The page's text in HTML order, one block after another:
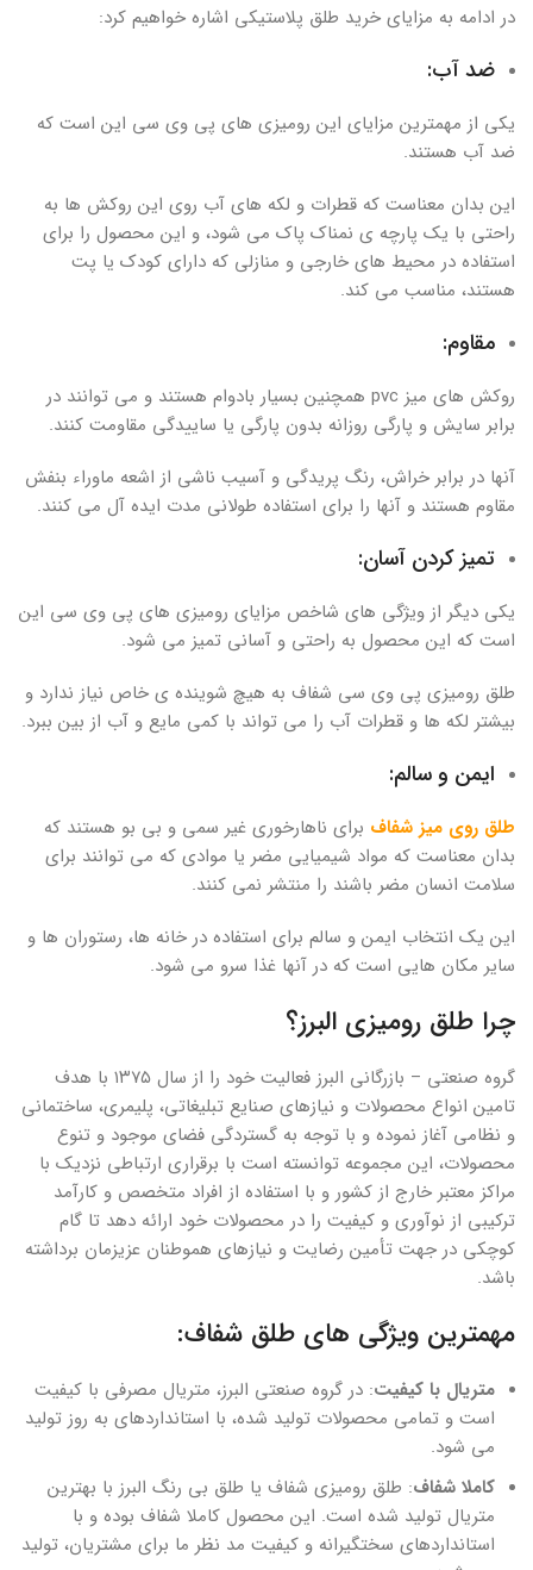
در ادامه به مزایای خرید طلق پلاستیکی اشاره خواهیم کرد:
ضد آب:
یکی از مهمترین مزایای این رومیزی های پی وی سی این است که
ضد آب هستند.
این بدان معناست که قطرات و لکه های آب روی این روکش ها به
راحتی با یک پارچه ی نمناک پاک می شود، و این محصول را برای
استفاده در محیط های خارجی و منازلی که دارای کودک یا پت
هستند، مناسب می کند.
مقاوم:
روکش های میز pvc همچنین بسیار بادوام هستند و می توانند در
برابر سایش و پارگی روزانه بدون پارگی یا ساییدگی مقاومت کنند.
آنها در برابر خراش، رنگ پریدگی و آسیب ناشی از اشعه ماوراء بنفش
مقاوم هستند و آنها را برای استفاده طولانی مدت ایده آل می کنند.
تمیز کردن آسان:
یکی دیگر از ویژگی های شاخص مزایای رومیزی های پی وی سی این
است که این محصول به راحتی و آسانی تمیز می شود.
طلق رومیزی پی وی سی شفاف به هیچ شوینده ی خاص نیاز ندارد و
بیشتر لکه ها و قطرات آب را می تواند با کمی مایع و آب از بین ببرد.
ایمن و سالم:
طلق روی میز شفاف برای ناهارخوری غیر سمی و بی بو هستند که
بدان معناست که مواد شیمیایی مضر یا موادی که می توانند برای
سلامت انسان مضر باشند را منتشر نمی کنند.
این یک انتخاب ایمن و سالم برای استفاده در خانه ها، رستوران ها و
سایر مکان هایی است که در آنها غذا سرو می شود.
چرا طلق رومیزی البرز؟
گروه صنعتی – بازرگانی البرز فعالیت خود را از سال ۱۳۷۵ با هدف
تامین انواع محصولات و نیازهای صنایع تبلیغاتی، پلیمری، ساختمانی
و نظامی آغاز نموده و با توجه به گستردگی فضای موجود و تنوع
محصولات، این مجموعه توانسته است با برقراری ارتباطی نزدیک با
مراکز معتبر خارج از کشور و با استفاده از افراد متخصص و کارآمد
ترکیبی از نوآوری و کیفیت را در محصولات خود ارائه دهد تا گام
کوچکی در جهت تأمین رضایت و نیازهای هموطنان عزیزمان برداشته
باشد.
مهمترین ویژگی های طلق شفاف:
متریال با کیفیت: در گروه صنعتی البرز، متریال مصرفی با کیفیت
است و تمامی محصولات تولید شده، با استانداردهای به روز تولید
می شود.
کاملا شفاف: طلق رومیزی شفاف یا طلق بی رنگ البرز با بهترین
متریال تولید شده است. این محصول کاملا شفاف بوده و با
استانداردهای سختگیرانه و کیفیت مد نظر ما برای مشتریان، تولید